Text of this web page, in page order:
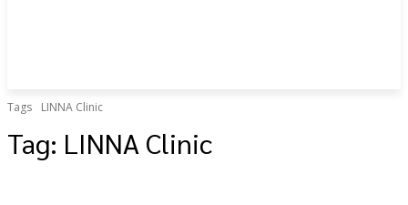
Tags LINNA Clinic
Tag: LINNA Clinic